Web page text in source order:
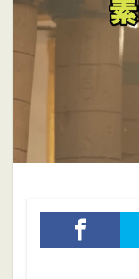
ホブゴブリン
リザードマン